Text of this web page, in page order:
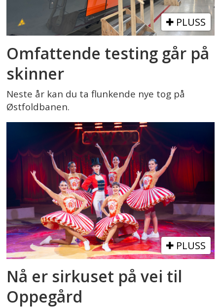
PLUSS
Omfattende testing går på
skinner
Neste år kan du ta flunkende nye tog på
Østfoldbanen.
PLUSS
Nå er sirkuset på vei til
Oppegård